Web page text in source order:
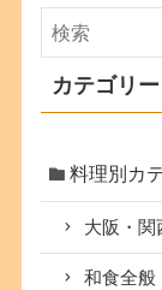
カテゴリー
料理別カ
大阪・関
和食全般